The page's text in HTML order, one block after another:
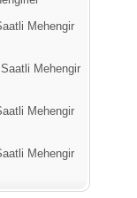
Mehengir
Mehengir
Mehengir
Mehengir